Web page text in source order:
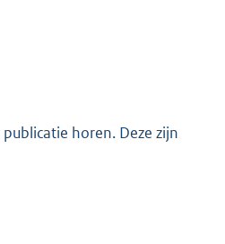
horen. Deze zijn